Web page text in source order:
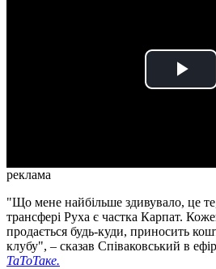
реклама
"Що мене найбільше здивувало, це
трансфері Руха є частка Карпат.
продається будь-куди, приносить
клубу", – сказав Співаковський в
ТаТоТаке.